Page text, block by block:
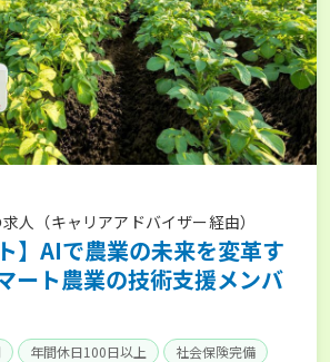
人（キャリアアドバイザー経由）
】AIで農業の未来を変革す
ート農業の技術支援メンバ
年間休日100日以上 社会保険完備